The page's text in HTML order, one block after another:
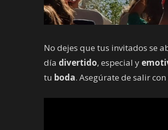
No dejes que tus invitados se
día divertido, especial y
tu boda. Asegúrate de salir